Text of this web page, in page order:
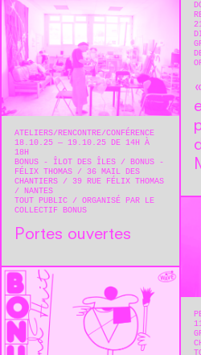
ATELIERS RENCONTRE/CONFÉRENCE
18.10.25 — 19.10.25 DE 14H À
18H
BONUS - ÎLOT DES ÎLES / BONUS -
FÉLIX THOMAS
36 MAIL DES
CHANTIERS / 39 RUE FÉLIX THOMAS
NANTES
TOUT PUBLIC
ORGANISÉ PAR LE
COLLECTIF BONUS
Portes ouvertes